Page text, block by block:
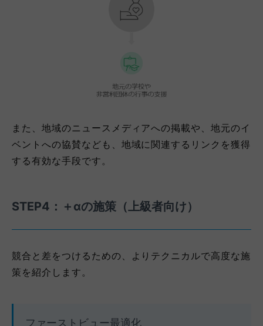
また、地域のニュースメディアへの掲載や、地元のイ
ベントへの協賛なども、地域に関連するリンクを獲得
する有効な手段です。
STEP4：＋αの施策（上級者向け）
競合と差をつけるための、よりテクニカルで高度な施
策を紹介します。
ファーストビュー最適化